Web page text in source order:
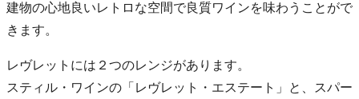
建物の心地良いレトロな空間で良質ワインを味わうことがで
きます。
レヴレットには２つのレンジがあります。
スティル・ワインの「レヴレット・エステート」と、スパー